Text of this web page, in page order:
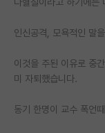
인문사회 계열
특수/전문대학
반도체/AI 게시
학술 정보 게시
인신공격, 모욕적인 말
이것을 주된 이유로 중
미 자퇴했습니다.
동기 한명이 교수 폭언